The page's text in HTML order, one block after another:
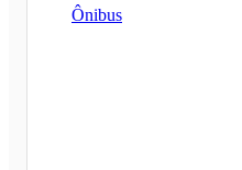
Ônibus